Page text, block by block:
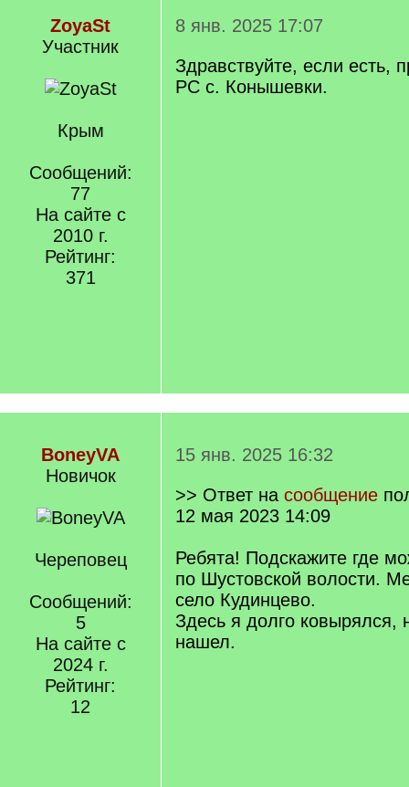
ZoyaSt
Участник
Крым
Сообщений:
77
На сайте с
2010 г.
Рейтинг:
371
8 янв. 2025 17:07
Здравствуйте, если есть,
РС с. Конышевки.
BoneyVA
Новичок
Череповец
Сообщений:
5
На сайте с
2024 г.
Рейтинг:
12
15 янв. 2025 16:32
>> Ответ на сообщение
12 мая 2023 14:09
Ребята! Подскажите где
по Шустовской волости.
село Кудинцево.
Здесь я долго ковырялся,
нашел.